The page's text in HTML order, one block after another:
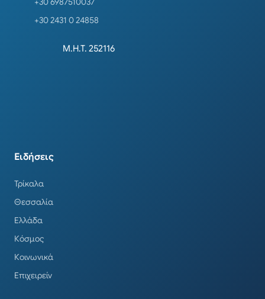
+30 2431 0 24858
Μ.Η.Τ. 252116
Ειδήσεις
Τρίκαλα
Θεσσαλία
Ελλάδα
Κόσμος
Κοινωνικά
Επιχειρείν